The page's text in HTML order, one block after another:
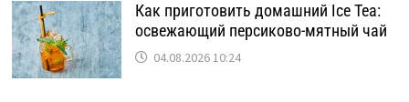
Как приготовить домашний Ice Tea:
освежающий персиково-мятный чай
04.08.2026 10:24